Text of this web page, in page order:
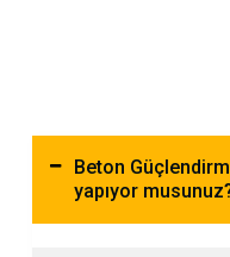
Beton
yapıyor